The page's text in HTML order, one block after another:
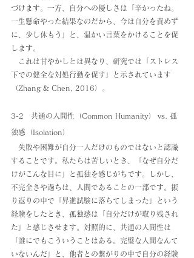
づけます。一方、自分への優しさは「辛かったね。
一生懸命やった結果なのだから、今は自分を責めず
に、少し休もう」と、温かい言葉をかけることを促
します。
これは甘やかしとは異なり、研究では「ストレス
下での健全な対処行動を促す」と示されています
（Zhang & Chen, 2016）。
3-2　共通の人間性（Common Humanity） vs. 孤
独感（Isolation）
失敗や困難が自分一人だけのものではないと認識
することです。私たちは苦しいとき、「なぜ自分だ
けがこんな目に」と孤独を感じがちです。しかし、
不完全さや過ちは、人間であることの一部です。振
り返りの中で「昇進試験に落ちてしまった」という
経験をしたとき、孤独感は「自分だけが取り残され
た」と感じさせます。対照的に、共通の人間性は
「誰にでもこういうことはある。完璧な人間なんて
いないんだ」と、他者との繋がりの中で自分の経験